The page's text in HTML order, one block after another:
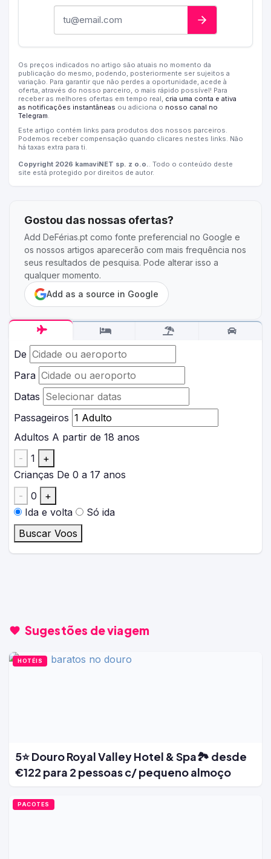
De
Para
Datas
Passageiros
Adultos A partir de 18 anos
-
1
+
Crianças De 0 a 17 anos
-
0
+
Ida e volta
Só ida
Buscar Voos
Os preços indicados no artigo são atuais no momento da
publicação do mesmo, podendo, posteriormente ser sujeitos a
variação. Para garantir que não perdes a oportunidade, acede à
oferta, através do nosso parceiro, o mais rápido possível! Para
receber as melhores ofertas em tempo real, cria uma conta e ativa
as notificações instantâneas ou adiciona o nosso canal no
Telegram.
Este artigo contém links para produtos dos nossos parceiros.
Podemos receber compensação quando clicares nestes links. Não
há taxas extra para ti.
Copyright 2026 kamaviNET sp. z o.o.. Todo o conteúdo deste
site está protegido por direitos de autor.
Gostou das nossas ofertas?
Add DeFérias.pt como fonte preferencial no Google e
os nossos artigos aparecerão com mais frequência nos
seus resultados de pesquisa. Pode alterar isso a
qualquer momento.
Add as a source in Google
Sugestões de viagem
HOTÉIS
5⭐ Douro Royal Valley Hotel & Spa🏞️ desde
€122 para 2 pessoas c/ pequeno almoço
PACOTES